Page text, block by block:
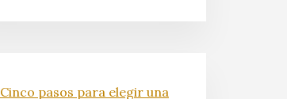
Cinco pasos para elegir una